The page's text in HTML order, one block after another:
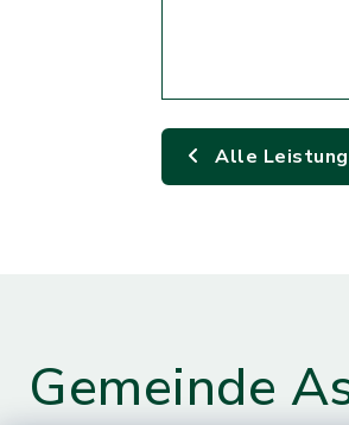
Alle
Gemeinde